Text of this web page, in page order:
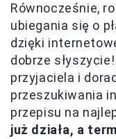
Równocześnie,
ubiegania się o
dzięki
dobrze
przyjaciela i
przeszukiwania
przepisu na
już działa, a